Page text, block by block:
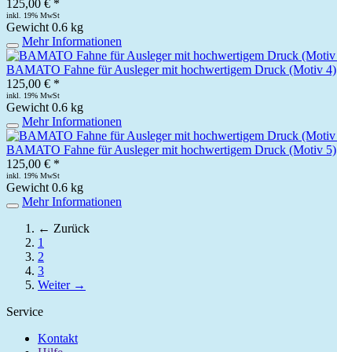
125,00 € *
inkl. 19% MwSt
Gewicht 0.6 kg
Mehr Informationen
BAMATO Fahne für Ausleger mit hochwertigem Druck (Motiv 4)
125,00 € *
inkl. 19% MwSt
Gewicht 0.6 kg
Mehr Informationen
BAMATO Fahne für Ausleger mit hochwertigem Druck (Motiv 5)
125,00 € *
inkl. 19% MwSt
Gewicht 0.6 kg
Mehr Informationen
← Zurück
1
2
3
Weiter →
Service
Kontakt